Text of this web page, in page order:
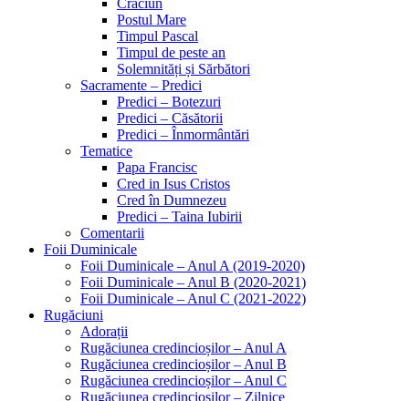
Crăciun
Postul Mare
Timpul Pascal
Timpul de peste an
Solemnități și Sărbători
Sacramente – Predici
Predici – Botezuri
Predici – Căsătorii
Predici – Înmormântări
Tematice
Papa Francisc
Cred in Isus Cristos
Cred în Dumnezeu
Predici – Taina Iubirii
Comentarii
Foii Duminicale
Foii Duminicale – Anul A (2019-2020)
Foii Duminicale – Anul B (2020-2021)
Foii Duminicale – Anul C (2021-2022)
Rugăciuni
Adorații
Rugăciunea credincioșilor – Anul A
Rugăciunea credincioșilor – Anul B
Rugăciunea credincioșilor – Anul C
Rugăciunea credincioșilor – Zilnice